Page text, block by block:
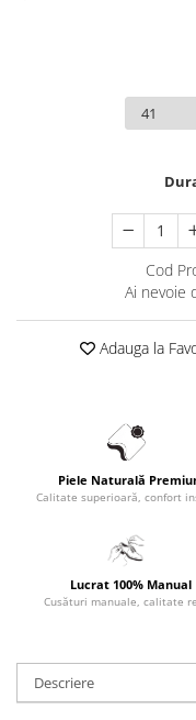
Cod
Ai nevoie
Adauga la
Piele Naturală
Calitate superioară, confort
Lucrat 100% Manual
Cusături manuale, calitate
Descriere